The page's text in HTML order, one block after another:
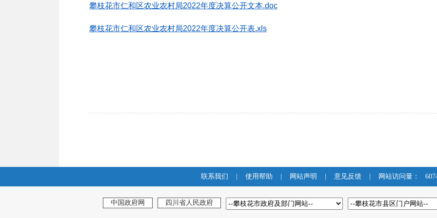
攀枝花市仁和区农业农村局2022年度决算公开文本.doc
攀枝花市仁和区农业农村局2022年度决算公开表.xls
联系我们 使用帮助 网站声明 意见反馈 网站访问量：
中国政府网 四川省人民政府